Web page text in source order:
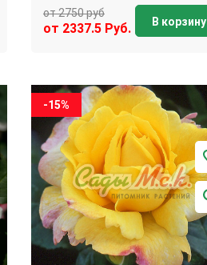
от 2750 руб
от 2337.5 Руб. В корзину
-15%